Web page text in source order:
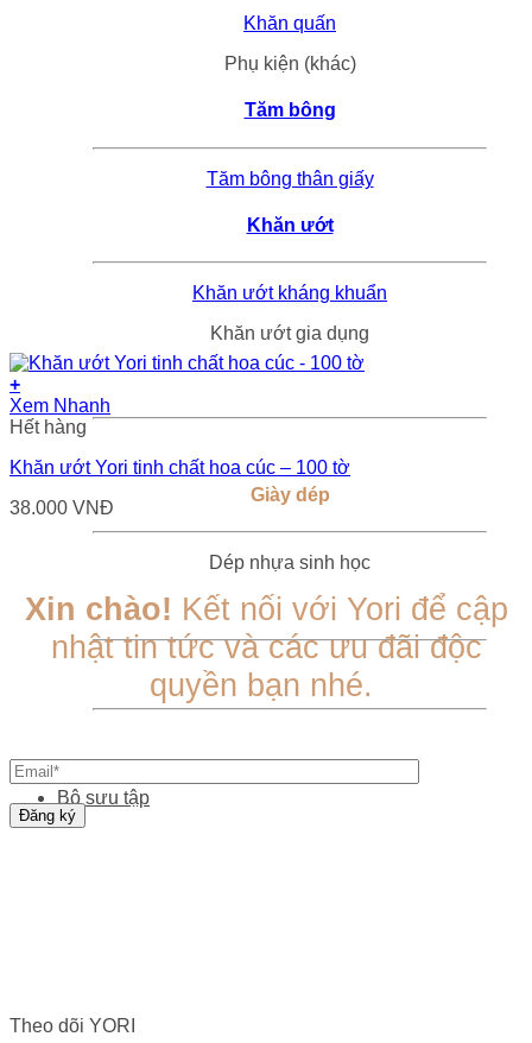
Khăn quấn
Phụ kiện (khác)
Tăm bông
Tăm bông thân giấy
Khăn ướt
Khăn ướt kháng khuẩn
Khăn ướt gia dụng
Giày dép
Dép nhựa sinh học
Bộ sưu tập
+
Xem Nhanh
Hết hàng
Khăn ướt Yori tinh chất hoa cúc – 100 tờ
38.000 VNĐ
Xin chào! Kết nối với Yori để cập
nhật tin tức và các ưu đãi độc
quyền bạn nhé.
Theo dõi YORI